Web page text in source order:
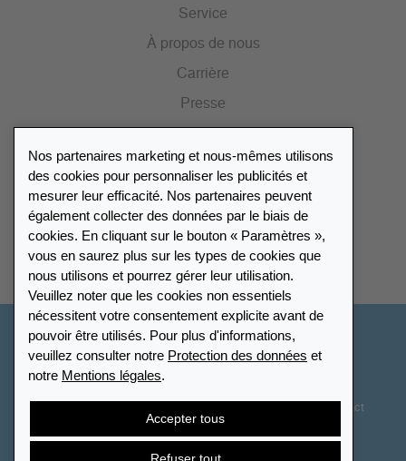
Service
À propos de nous
Carrière
Presse
Portail des revendeurs
Répertoire des revendeurs
Trouver Leuchtturm
Nos partenaires marketing et nous-mêmes utilisons
des cookies pour personnaliser les publicités et
mesurer leur efficacité. Nos partenaires peuvent
également collecter des données par le biais de
cookies. En cliquant sur le bouton « Paramètres »,
vous en saurez plus sur les types de cookies que
nous utilisons et pourrez gérer leur utilisation.
Veuillez noter que les cookies non essentiels
nécessitent votre consentement explicite avant de
pouvoir être utilisés. Pour plus d'informations,
veuillez consulter notre Protection des données et
notre Mentions légales.
Accepter tous
France
Paramètres des cookies
Contact
Droit de rétractation Résilier le contrat